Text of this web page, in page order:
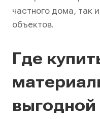
частного дома, так
объектов.
Где
выгодной